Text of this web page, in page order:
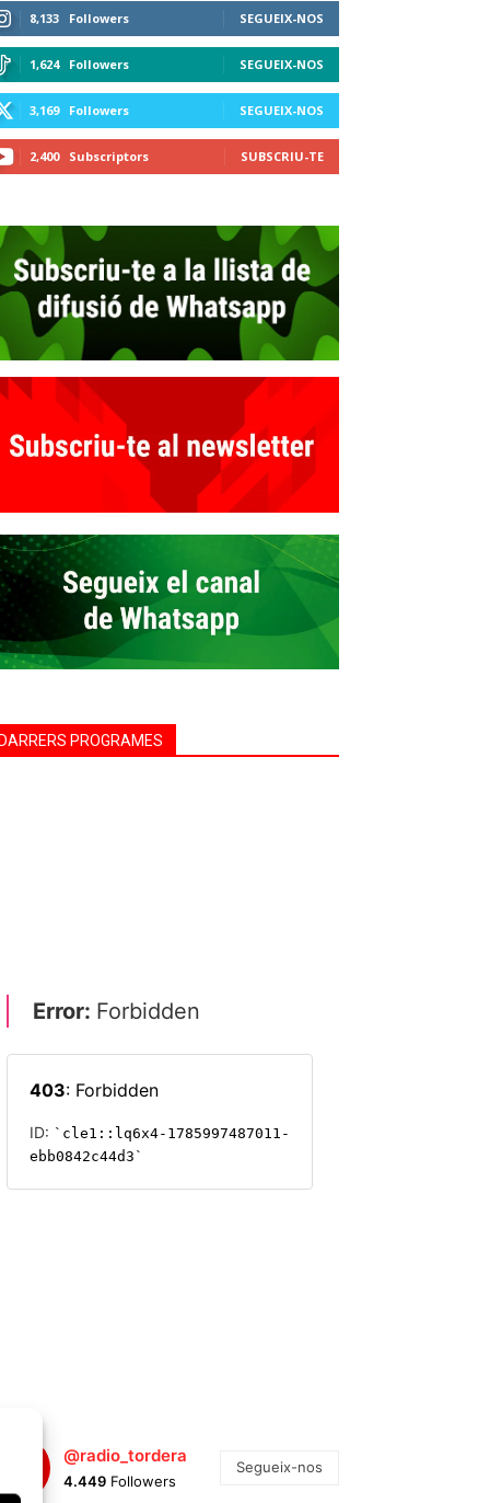
8,133 Followers SEGUEIX-NOS
1,624 Followers SEGUEIX-NOS
3,169 Followers SEGUEIX-NOS
2,400 Subscriptors SUBSCRIU-TE
PROGRAMES
@radio_tordera
4.449 Followers
Segueix-nos